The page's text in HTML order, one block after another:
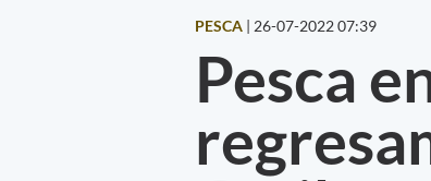
PESCA | 26-07-2022 07:39
Pesca